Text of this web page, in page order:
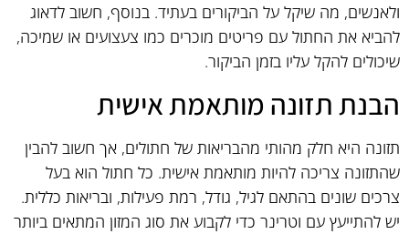
ולאנשים, מה שיקל על הביקורים בעתיד. בנוסף, חשוב לדאוג
להביא את החתול עם פריטים מוכרים כמו צעצועים או שמיכה,
שיכולים להקל עליו בזמן הביקור.
הבנת תזונה מותאמת אישית
תזונה היא חלק מהותי מהבריאות של חתולים, אך חשוב להבין
שהתזונה צריכה להיות מותאמת אישית. כל חתול הוא בעל
צרכים שונים בהתאם לגיל, גודל, רמת פעילות, ובריאות כללית.
יש להתייעץ עם וטרינר כדי לקבוע את סוג המזון המתאים ביותר